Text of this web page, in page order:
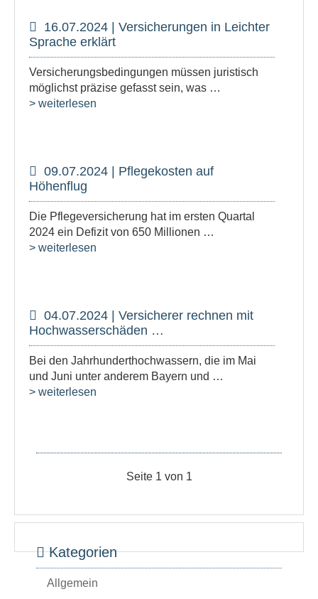
16.07.2024 | Versicherungen in Leichter
Sprache erklärt
Versicherungsbedingungen müssen juristisch
möglichst präzise gefasst sein, was …
> weiterlesen
09.07.2024 | Pflegekosten auf
Höhenflug
Die Pflegeversicherung hat im ersten Quartal
2024 ein Defizit von 650 Millionen …
> weiterlesen
04.07.2024 | Versicherer rechnen mit
Hochwasserschäden …
Bei den Jahrhunderthochwassern, die im Mai
und Juni unter anderem Bayern und …
> weiterlesen
Seite 1 von 1
Kategorien
Allgemein